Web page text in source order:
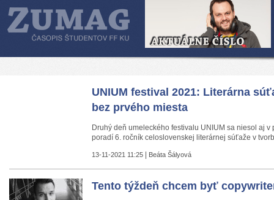
UNIUM festival 2021: Literárna
bez prvého miesta
Druhý deň umeleckého festivalu UNIUM sa niesol aj v
poradí 6. ročník celoslovenskej literárnej súťaže v
13-11-2021 11:25 Beáta Šályová
Tento týždeň chcem byť